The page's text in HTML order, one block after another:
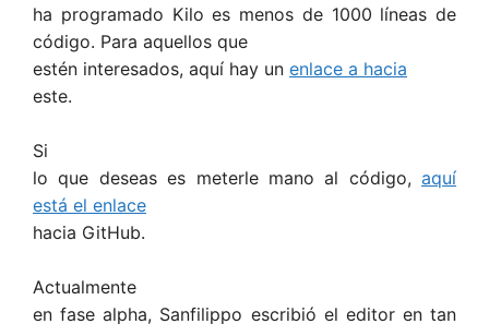
ha programado Kilo es menos de 1000 líneas de
código. Para aquellos que
estén interesados, aquí hay un enlace a hacia
este.
Si
lo que deseas es meterle mano al código, aquí
está el enlace
hacia GitHub.
Actualmente
en fase alpha, Sanfilippo escribió el editor en tan